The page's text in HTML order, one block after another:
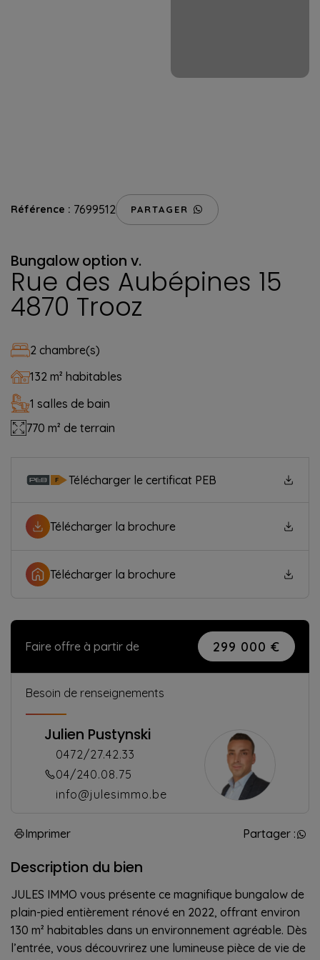
Référence : 7699512 PARTAGER
Bungalowoption v.
Rue des Aubépines 15
4870 Trooz
2 chambre(s)
132 m² habitables
1 salles de bain
770 m² de terrain
Télécharger le certificat PEB
Télécharger la brochure
Télécharger la brochure
Faire offre à partir de 299 000 €
Besoin de renseignements
Julien Pustynski
0472/27.42.33
04/240.08.75
info@julesimmo.be
Imprimer Partager :
Description du bien
JULES IMMO vous présente ce magnifique bungalow de
plain-pied entièrement rénové en 2022, offrant environ
130 m² habitables dans un environnement agréable. Dès
l’entrée, vous découvrirez une lumineuse pièce de vie de